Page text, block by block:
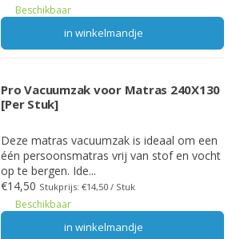
Beschikbaar
in winkelmandje
Pro Vacuumzak voor Matras 240X130
[Per Stuk]
Deze matras vacuumzak is ideaal om een
één persoonsmatras vrij van stof en vocht
op te bergen. Ide...
€14,50 Stukprijs: €14,50 / Stuk
Beschikbaar
in winkelmandje